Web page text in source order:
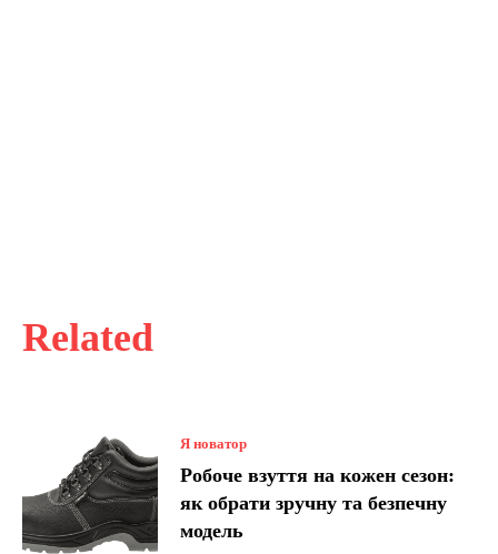
Related
Я новатор
Робоче взуття на кожен сезон:
як обрати зручну та безпечну
модель